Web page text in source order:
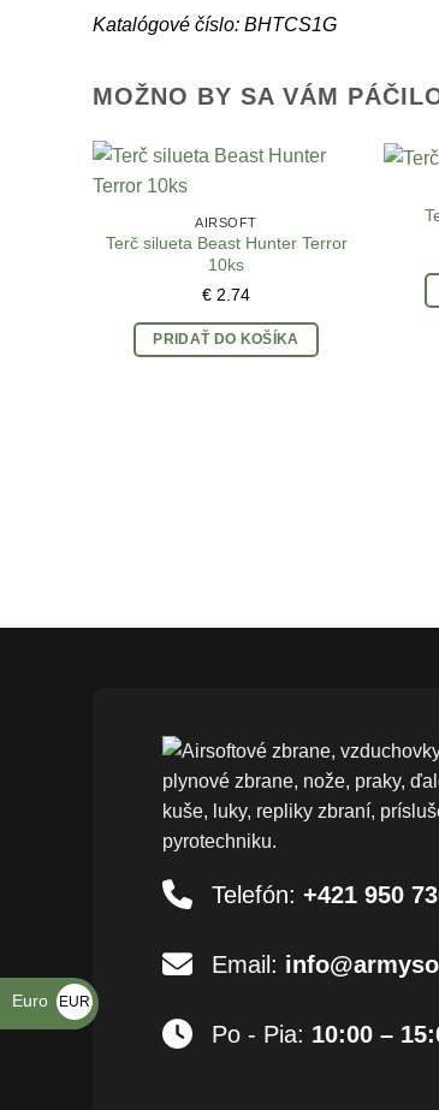
Katalógové číslo: BHTCS1G
MOŽNO BY SA VÁM
AIRSOFT
Terč silueta Beast Hunter Terror
10ks
€ 2.74
PRIDAŤ DO KOŠÍKA
Telefón: +421 950
Email:
Po - Pia: 10:00 –
Euro
EUR
€